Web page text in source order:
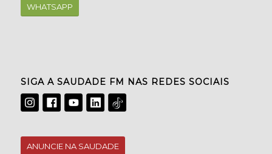
WHATSAPP
SIGA A SAUDADE FM NAS REDES SOCIAIS
ANUNCIE NA SAUDADE